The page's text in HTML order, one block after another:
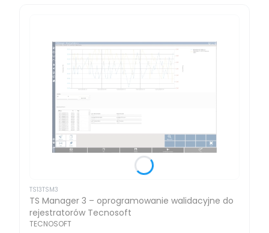
TS13TSM3
TS Manager 3 – oprogramowanie walidacyjne do
rejestratorów Tecnosoft
TECNOSOFT